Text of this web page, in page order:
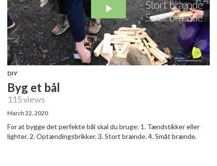
DIY
Byg et bål
115 views
March 22, 2020
For at bygge det perfekte bål skal du bruge: 1. Tændstikker eller
lighter. 2. Optændingsbrikker. 3. Stort brænde. 4. Småt brænde.